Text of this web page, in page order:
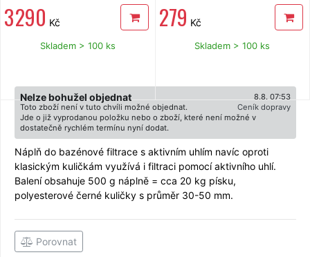
3 290 Kč
Skladem > 100 ks
279 Kč
Skladem > 100 ks
8.8. 07:53
Nelze bohužel objednat
Ceník dopravy
Toto zboží není v tuto chvíli možné objednat.
Jde o již vyprodanou položku nebo o zboží, které není možné v
dostatečně rychlém termínu nyní dodat.
Náplň do bazénové filtrace s aktivním uhlím navíc oproti
klasickým kuličkám využívá i filtraci pomocí aktivního uhlí.
Balení obsahuje 500 g náplně = cca 20 kg písku,
polyesterové černé kuličky s průměr 30-50 mm.
Porovnat